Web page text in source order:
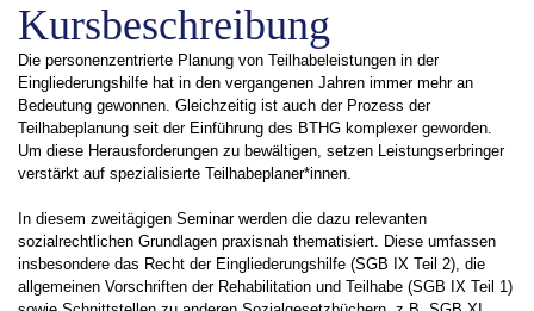
Kursbeschreibung
Die personenzentrierte Planung von Teilhabeleistungen in der
Eingliederungshilfe hat in den vergangenen Jahren immer mehr an
Bedeutung gewonnen. Gleichzeitig ist auch der Prozess der
Teilhabeplanung seit der Einführung des BTHG komplexer geworden.
Um diese Herausforderungen zu bewältigen, setzen Leistungserbringer
verstärkt auf spezialisierte Teilhabeplaner*innen.
In diesem zweitägigen Seminar werden die dazu relevanten
sozialrechtlichen Grundlagen praxisnah thematisiert. Diese umfassen
insbesondere das Recht der Eingliederungshilfe (SGB IX Teil 2), die
allgemeinen Vorschriften der Rehabilitation und Teilhabe (SGB IX Teil 1)